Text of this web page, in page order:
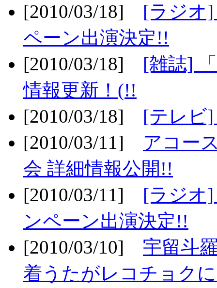
[2010/03/18] [ラジオ
ペーン出演決定!!
[2010/03/18] [雑誌]
情報更新！(!!
[2010/03/18] [テレビ
[2010/03/11] アコー
会 詳細情報公開!!
[2010/03/11] [ラジオ
ンペーン出演決定!!
[2010/03/10] 宇留斗
着うたがレコチョク